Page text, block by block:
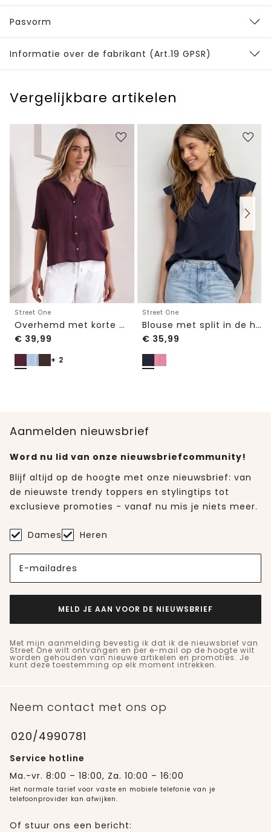
Pasvorm
Informatie over de fabrikant (Art.19 GPSR)
Vergelijkbare artikelen
Street One
Overhemd met korte mouwen en omgeslagen manchetten
€ 39,99
+ 2
Street One
Blouse met split in de hals en volantmouwen
€ 35,99
Aanmelden nieuwsbrief
Word nu lid van onze nieuwsbriefcommunity!
Blijf altijd op de hoogte met onze nieuwsbrief: van
de nieuwste trendy toppers en stylingtips tot
exclusieve promoties - vanaf nu mis je niets meer.
Dames Heren
E-mailadres
MELD JE AAN VOOR DE NIEUWSBRIEF
Met mijn aanmelding bevestig ik dat ik de nieuwsbrief van
Street One wilt ontvangen en per e-mail op de hoogte wilt
worden gehouden van nieuwe artikelen en promoties. Je
kunt deze toestemming op elk moment intrekken.
Neem contact met ons op
020/4990781
Service hotline
Ma.-vr. 8:00 – 18:00, Za. 10:00 – 16:00
Het normale tarief voor vaste en mobiele telefonie van je
telefoonprovider kan afwijken.
Of stuur ons een bericht: